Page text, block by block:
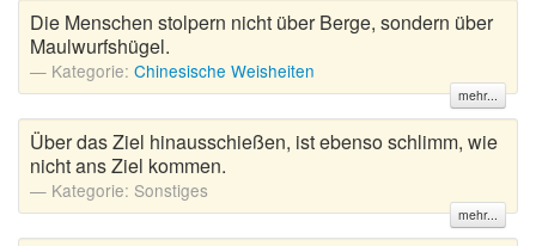
Die Menschen stolpern nicht über Berge, sondern über
Maulwurfshügel.
Kategorie: Chinesische Weisheiten
mehr...
Über das Ziel hinausschießen, ist ebenso schlimm, wie
nicht ans Ziel kommen.
Kategorie: Sonstiges
mehr...